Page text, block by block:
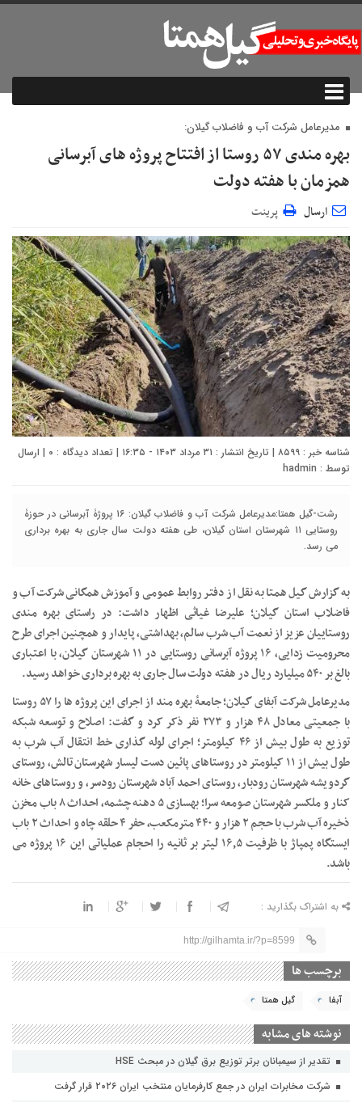
مدیرعامل شرکت آب و فاضلاب گیلان:
بهره مندی ۵۷ روستا از افتتاح پروژه های آبرسانی
همزمان با هفته دولت
ارسال پرینت
شناسه خبر : ۸۵۹۹ | تاریخ انتشار : ۳۱ مرداد ۱۴۰۳ - ۱۶:۳۵ | تعداد دیدگاه : ۰ | ارسال
توسط : hadmin
رشت-گیل همتا:مدیرعامل شرکت آب و فاضلاب گیلان: ۱۶ پروژۀ آبرسانی در حوزۀ
روستایی ۱۱ شهرستان استان گیلان، طی هفته دولت سال جاری به بهره برداری
می رسد.
به گزارش گیل همتا به نقل از دفتر روابط عمومی و آموزش همگانی شرکت آب و
فاضلاب استان گیلان؛ علیرضا غیاثی اظهار داشت: در راستای بهره مندی
روستاییان عزیز از نعمت آب شرب سالم، بهداشتی، پایدار و همچنین اجرای طرح
محرومیت زدایی، ۱۶ پروژه آبرسانی روستایی در ۱۱ شهرستان گیلان، با اعتباری
بالغ بر ۵۴۰ میلیارد ریال در هفته دولت سال جاری به بهره برداری خواهد رسید.
مدیرعامل شرکت آبفای گیلان؛ جامعۀ بهره مند از اجرای این پروژه ها را ۵۷ روستا
با جمعیتی معادل ۴۸ هزار و ۲۷۳ نفر ذکر کرد و گفت: اصلاح و توسعه شبکه
توزیع به طول بیش از ۴۶ کیلومتر؛ اجرای لوله گذاری خط انتقال آب شرب به
طول بیش از ۱۱ کیلومتر در روستاهای پائین دست لیسار شهرستان تالش، روستای
گردویشه شهرستان رودبار، روستای احمد آباد شهرستان رودسر، و روستاهای خانه
کنار و ملکسر شهرستان صومعه سرا؛ بهسازی ۵ دهنه چشمه، احداث ۸ باب مخزن
ذخیره آب شرب با حجم ۲ هزار و ۴۴۰ مترمکعب، حفر ۴ حلقه چاه و احداث ۲ باب
ایستگاه پمپاژ با ظرفیت ۱۶٫۵ لیتر بر ثانیه را احجام عملیاتی این ۱۶ پروژه می
باشد.
به اشتراک بگذارید :
http://gilhamta.ir/?p=8599
برچسب ها
آبفا گیل همتا
نوشته های مشابه
تقدیر از سیمبانان برتر توزیع برق گیلان در مبحث HSE
شرکت مخابرات ایران در جمع کارفرمایان منتخب ایران ۲۰۲۶ قرار گرفت